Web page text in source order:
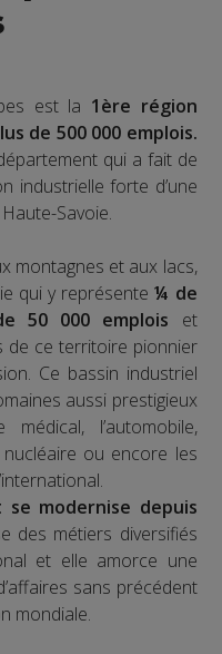
est la 1ère région
de 500 000 emplois.
qui a fait de
industrielle forte d’une
Savoie.
montagnes et aux lacs,
qui y représente¼ de
50 000 emplois et
de ce territoire pionnier
Ce bassin industriel
aussi prestigieux
l’automobile,
nucléaire ou encore les
modernise depuis
des métiers diversifiés
et elle amorce une
sans précédent
mondiale.